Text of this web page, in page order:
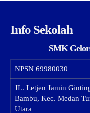
Info Sekolah
SMK
NPSN 69980030
JL. Letjen Jamin
Bambu, Kec. Medan
Utara